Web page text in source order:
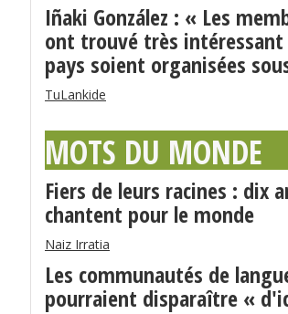
Iñaki González : « Les
ont trouvé très
pays soient organisées
TuLankide
MOTS DU MONDE
Fiers de leurs racines : dix
chantent pour le monde
Naiz Irratia
Les communautés de
pourraient disparaître «